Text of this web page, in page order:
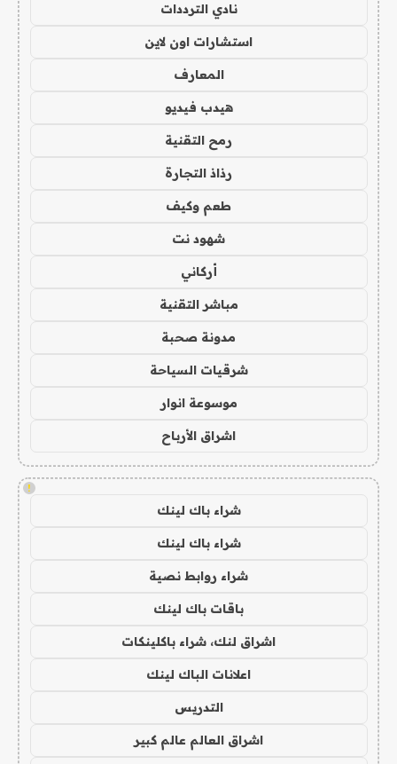
نادي الترددات
استشارات اون لاين
المعارف
هيدب فيديو
رمح التقنية
رذاذ التجارة
طعم وكيف
شهود نت
أركاني
مباشر التقنية
مدونة صحبة
شرقيات السياحة
موسوعة انوار
اشراق الأرباح
!
شراء باك لينك
شراء باك لينك
شراء روابط نصية
باقات باك لينك
اشراق لنك، شراء باكلينكات
اعلانات الباك لينك
التدريس
اشراق العالم عالم كبير